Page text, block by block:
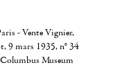
- Vente Vignier,
9 mars 1935, n° 34
Museum